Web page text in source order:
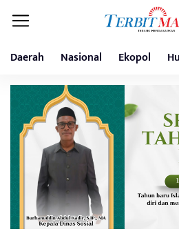
Daerah Nasional Ekopol